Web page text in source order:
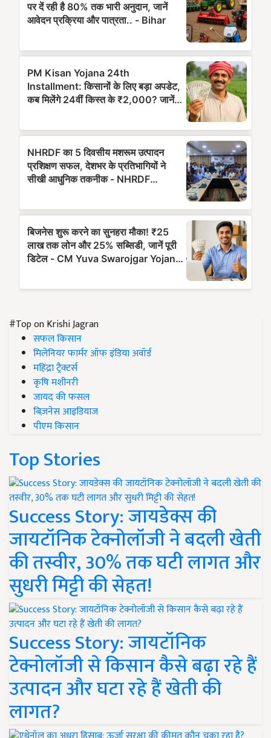
#Top on Krishi Jagran
सफल किसान
मिलेनियर फार्मर ऑफ इंडिया अवॉर्ड
महिंद्रा ट्रैक्टर्स
कृषि मशीनरी
जायद की फसल
बिज़नेस आइडियाज
पीएम किसान
Top Stories
Success Story: जायडेक्स की
जायटॉनिक टेक्नोलॉजी ने बदली खेती
की तस्वीर, 30% तक घटी लागत और
सुधरी मिट्टी की सेहत!
Success Story: जायटॉनिक
टेक्नोलॉजी से किसान कैसे बढ़ा रहे हैं
उत्पादन और घटा रहे हैं खेती की
लागत?